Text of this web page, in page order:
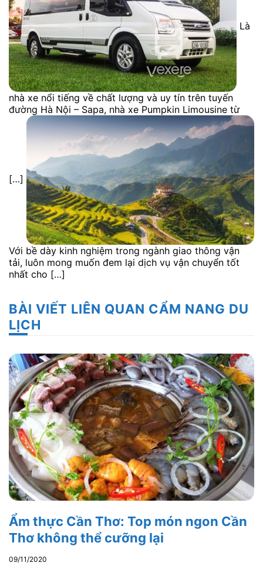
Là
nhà xe nổi tiếng về chất lượng và uy tín trên tuyến
đường Hà Nội – Sapa, nhà xe Pumpkin Limousine từ
[…]
Với bề dày kinh nghiệm trong ngành giao thông vận
tải, luôn mong muốn đem lại dịch vụ vận chuyển tốt
nhất cho […]
BÀI VIẾT LIÊN QUAN CẨM NANG DU
LỊCH
Ẩm thực Cần Thơ: Top món ngon Cần
Thơ không thể cưỡng lại
09/11/2020